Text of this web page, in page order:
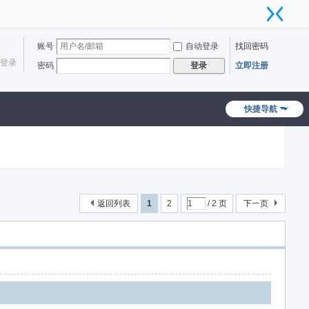
账号 自动登录
找回密码
密码
登录 立即注册
录
快捷导航
1 2 / 2 页 下一页
返回列表